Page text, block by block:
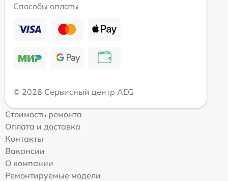
Способы оплаты
© 2026 Сервисный центр AEG
Стоимость ремонта
Оплата и доставка
Контакты
Вакансии
О компании
Ремонтируемые модели